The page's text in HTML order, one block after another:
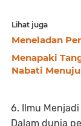
Lihat juga
Meneladan
Menapaki
Nabati
6. Ilmu
Dalam dunia